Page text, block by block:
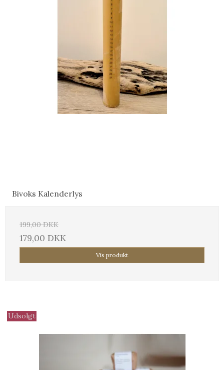
Bivoks Kalenderlys
199,00 DKK
179,00 DKK
Vis produkt
Udsolgt